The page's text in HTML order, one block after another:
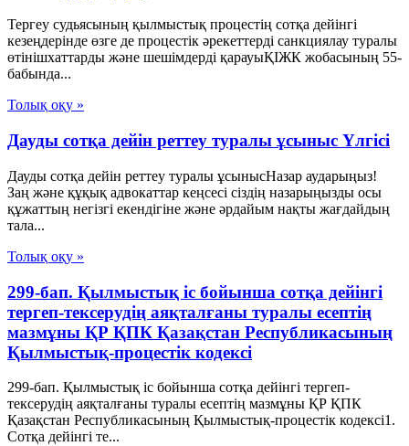
Тергеу судьясының қылмыстық процестің сотқа дейінгі
кезеңдерінде өзге де процестік әрекеттерді санкциялау туралы
өтінішхаттарды және шешімдерді қарауыҚІЖК жобасының 55-
бабында...
Толық оқу »
Дауды сотқа дейін реттеу туралы ұсыныс Үлгісі
Дауды сотқа дейін реттеу туралы ұсынысНазар аударыңыз!
Заң және құқық адвокаттар кеңсесі сіздің назарыңызды осы
құжаттың негізгі екендігіне және әрдайым нақты жағдайдың
тала...
Толық оқу »
299-бап. Қылмыстық іс бойынша сотқа дейінгі
тергеп-тексерудің аяқталғаны туралы есептің
мазмұны ҚР ҚПК Қазақстан Республикасының
Қылмыстық-процестік кодексi
299-бап. Қылмыстық іс бойынша сотқа дейінгі тергеп-
тексерудің аяқталғаны туралы есептің мазмұны ҚР ҚПК
Қазақстан Республикасының Қылмыстық-процестік кодексi1.
Сотқа дейінгі те...